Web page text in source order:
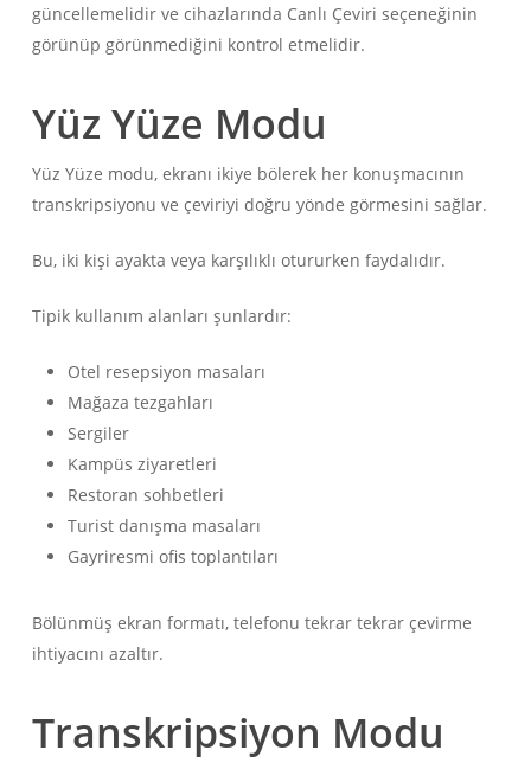
güncellemelidir ve cihazlarında Canlı Çeviri seçeneğinin
görünüp görünmediğini kontrol etmelidir.
Yüz Yüze Modu
Yüz Yüze modu, ekranı ikiye bölerek her konuşmacının
transkripsiyonu ve çeviriyi doğru yönde görmesini sağlar.
Bu, iki kişi ayakta veya karşılıklı otururken faydalıdır.
Tipik kullanım alanları şunlardır:
Otel resepsiyon masaları
Mağaza tezgahları
Sergiler
Kampüs ziyaretleri
Restoran sohbetleri
Turist danışma masaları
Gayriresmi ofis toplantıları
Bölünmüş ekran formatı, telefonu tekrar tekrar çevirme
ihtiyacını azaltır.
Transkripsiyon Modu